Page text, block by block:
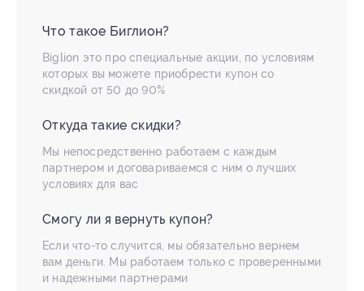
Что такое Биглион?
Biglion это про специальные акции, по условиям
которых вы можете приобрести купон со
скидкой от 50 до 90%
Откуда такие скидки?
Мы непосредственно работаем с каждым
партнером и договариваемся с ним о лучших
условиях для вас
Смогу ли я вернуть купон?
Если что-то случится, мы обязательно вернем
вам деньги. Мы работаем только с проверенными
и надежными партнерами